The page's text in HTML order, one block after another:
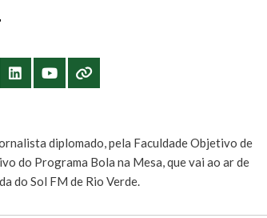
diplomado, pela Faculdade Objetivo de
do Programa Bola na Mesa, que vai ao ar de
do Sol FM de Rio Verde.